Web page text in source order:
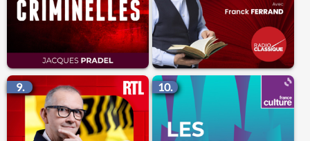
9. 10.